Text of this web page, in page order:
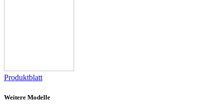
Produktblatt
Weitere Modelle